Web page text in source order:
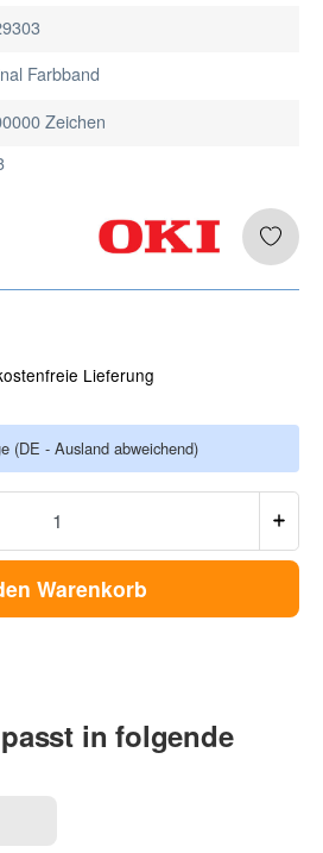
Farbband
Zeichen
Lieferung
(DE - Ausland abweichend)
Warenkorb
in folgende